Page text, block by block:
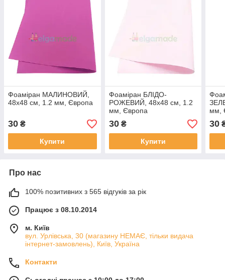
Фоаміран МАЛИНОВИЙ,
48x48 см, 1.2 мм, Європа
30 ₴
Купити
Фоаміран БЛІДО-
РОЖЕВИЙ, 48x48 см, 1.2
мм, Європа
30₴
Купити
мм,
30
Про нас
100% позитивних з 565 відгуків за рік
Працює з 08.10.2014
м. Київ
вул. Урлівська, 30 (магазину НЕМАЄ, тільки видача
інтернет-замовлень), Київ, Україна
Контакти